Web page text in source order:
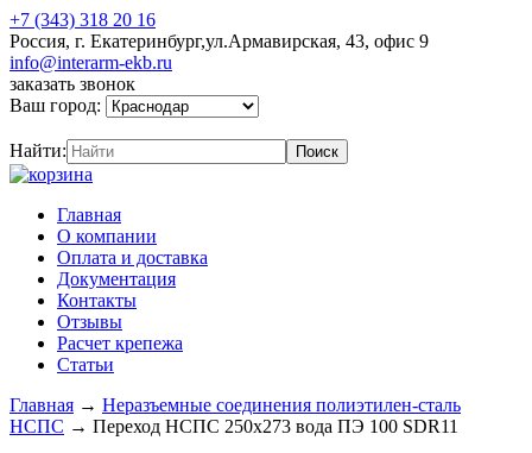
+7 (343) 318 20 16
Россия, г. Екатеринбург,ул.Армавирская, 43, офис 9
info@interarm-ekb.ru
заказать звонок
Ваш город:
Найти:
Главная
О компании
Оплата и доставка
Документация
Контакты
Отзывы
Расчет крепежа
Статьи
Главная → Неразъемные соединения полиэтилен-сталь
НСПС → Переход НСПС 250х273 вода ПЭ 100 SDR11